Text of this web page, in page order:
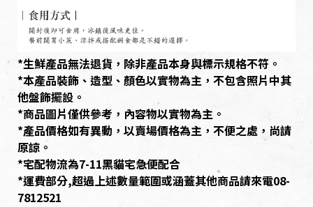
*生鮮產品無法退貨，除非產品本身與標示規格不符。
*本產品裝飾、造型、顏色以實物為主，不包含照片中其
他盤飾擺設。
*商品圖片僅供參考，內容物以實物為主。
*產品價格如有異動，以賣場價格為主，不便之處，尚請
原諒。
*宅配物流為7-11黑貓宅急便配合
*運費部分,超過上述數量範圍或涵蓋其他商品請來電08-
7812521